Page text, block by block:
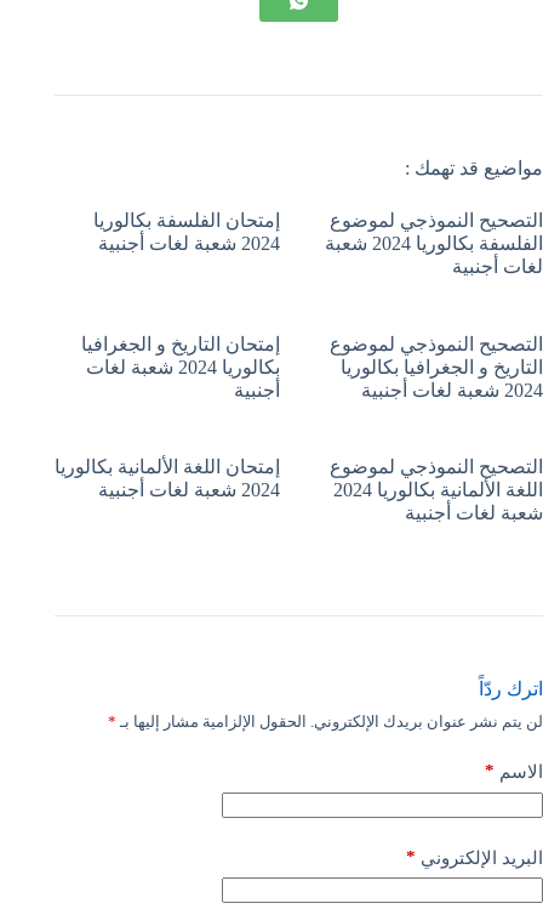
مواضيع قد تهمك :
التصحيح النموذجي لموضوع
الفلسفة بكالوريا 2024 شعبة
لغات أجنبية
إمتحان الفلسفة بكالوريا
2024 شعبة لغات أجنبية
التصحيح النموذجي لموضوع
التاريخ و الجغرافيا بكالوريا
2024 شعبة لغات أجنبية
إمتحان التاريخ و الجغرافيا
بكالوريا 2024 شعبة لغات
أجنبية
التصحيح النموذجي لموضوع
اللغة الألمانية بكالوريا 2024
شعبة لغات أجنبية
إمتحان اللغة الألمانية بكالوريا
2024 شعبة لغات أجنبية
اترك ردّاً
لن يتم نشر عنوان بريدك الإلكتروني. الحقول الإلزامية مشار إليها بـ *
الاسم *
البريد الإلكتروني *